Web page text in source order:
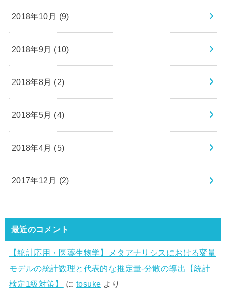
2018年10月 (9)
2018年9月 (10)
2018年8月 (2)
2018年5月 (4)
2018年4月 (5)
2017年12月 (2)
最近のコメント
【統計応用・医薬生物学】メタアナリシスにおける変量
モデルの統計数理と代表的な推定量-分散の導出【統計
検定1級対策】
にtosuke より